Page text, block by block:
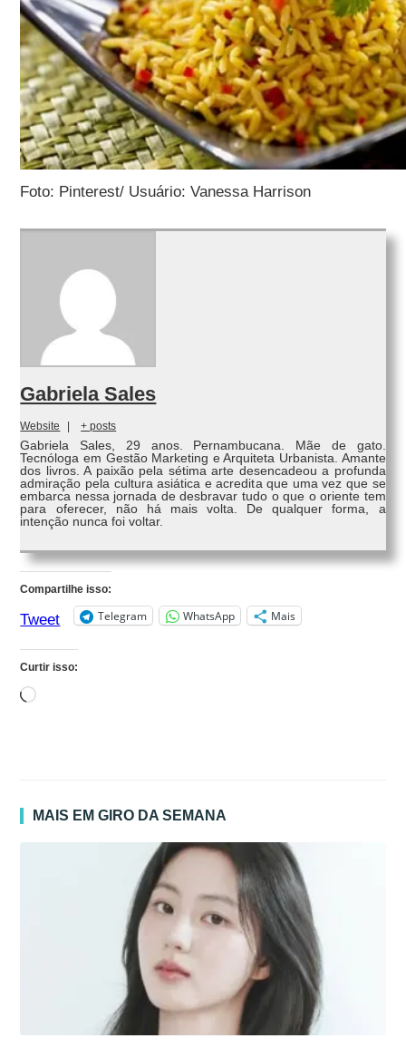
Foto: Pinterest/ Usuário: Vanessa Harrison
Gabriela Sales
Website + posts
Gabriela Sales, 29 anos. Pernambucana. Mãe de gato.
Tecnóloga em Gestão Marketing e Arquiteta Urbanista. Amante
dos livros. A paixão pela sétima arte desencadeou a profunda
admiração pela cultura asiática e acredita que uma vez que se
embarca nessa jornada de desbravar tudo o que o oriente tem
para oferecer, não há mais volta. De qualquer forma, a
intenção nunca foi voltar.
Compartilhe isso:
Tweet Telegram WhatsApp Mais
Curtir isso:
Carregando...
MAIS EM GIRO DA SEMANA